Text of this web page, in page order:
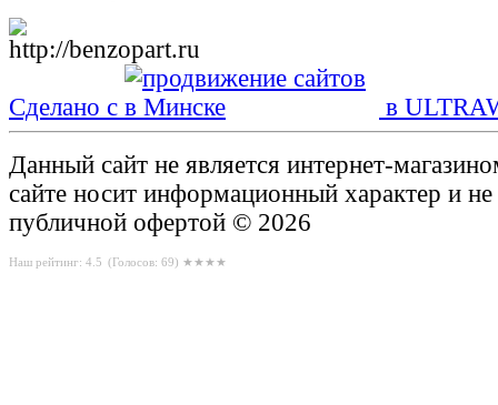
Сделано с в
Данный сайт не является интернет-
сайте носит информационный характер и не
публичной офертой © 2026
Наш рейтинг: 4.5 (Голосов: 69) ★★★★